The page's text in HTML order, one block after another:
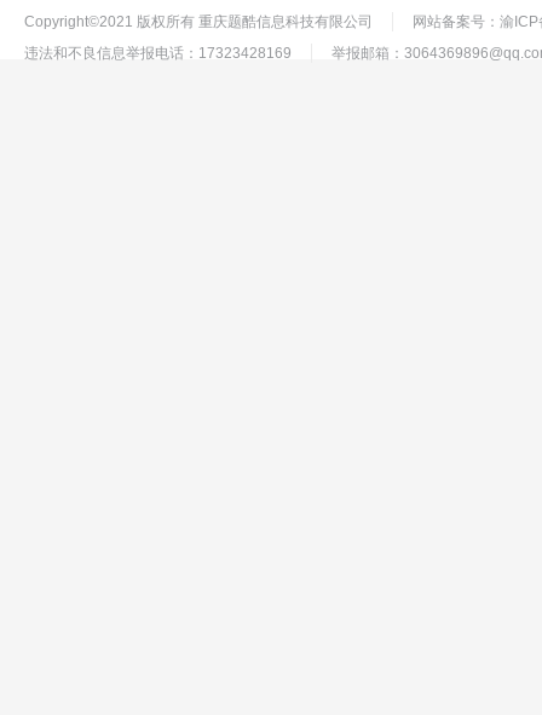
Copyright©2021 版权所有 重庆题酷信息科技有限公司
网站备案号：渝
违法和不良信息举报电话：17323428169
举报邮箱：